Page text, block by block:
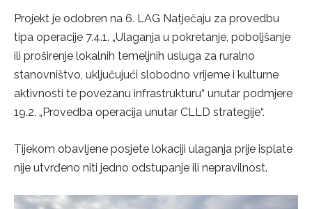
Projekt je odobren na 6. LAG Natječaju za provedbu
tipa operacije 7.4.1. „Ulaganja u pokretanje, poboljšanje
ili proširenje lokalnih temeljnih usluga za ruralno
stanovništvo, uključujući slobodno vrijeme i kulturne
aktivnosti te povezanu infrastrukturu“ unutar podmjere
19.2. „Provedba operacija unutar CLLD strategije“.
Tijekom obavljene posjete lokaciji ulaganja prije isplate
nije utvrđeno niti jedno odstupanje ili nepravilnost.